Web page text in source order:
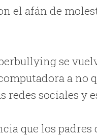
el afán de
se
a no
redes sociales y
que los